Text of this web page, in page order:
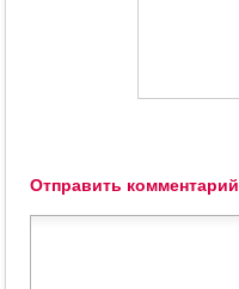
Отправить комментарий